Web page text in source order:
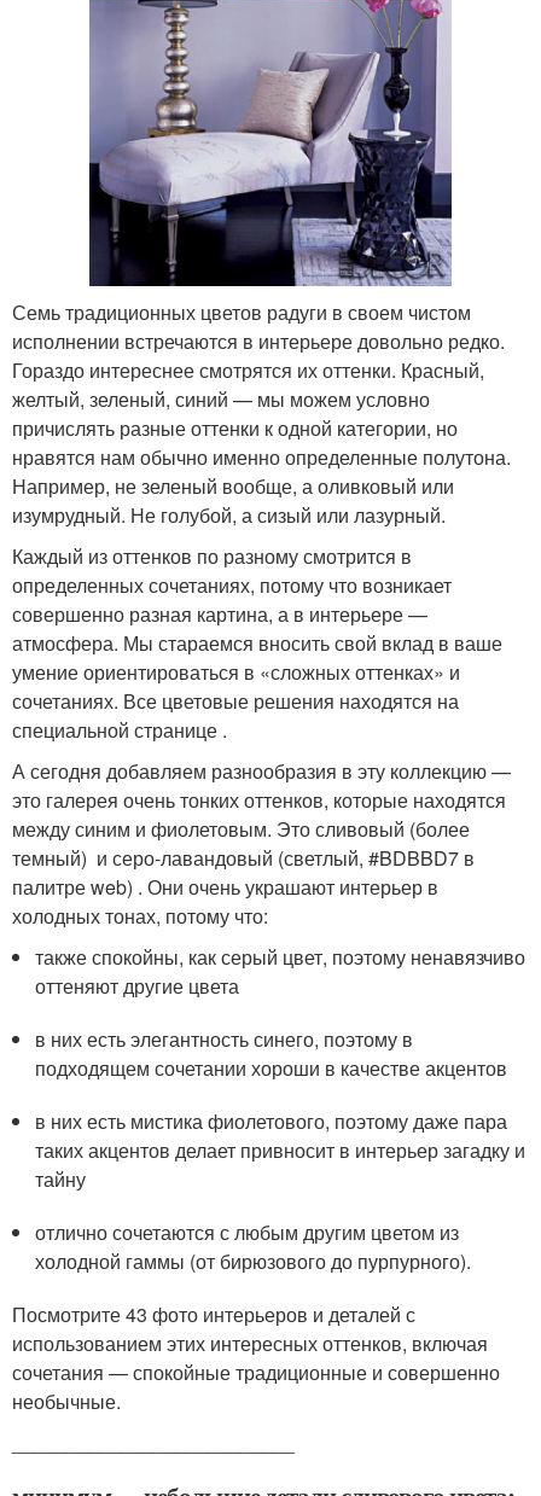
Семь традиционных цветов радуги в своем чистом
исполнении встречаются в интерьере довольно редко.
Гораздо интереснее смотрятся их оттенки. Красный,
желтый, зеленый, синий — мы можем условно
причислять разные оттенки к одной категории, но
нравятся нам обычно именно определенные полутона.
Например, не зеленый вообще, а оливковый или
изумрудный. Не голубой, а сизый или лазурный.
Каждый из оттенков по разному смотрится в
определенных сочетаниях, потому что возникает
совершенно разная картина, а в интерьере —
атмосфера. Мы стараемся вносить свой вклад в ваше
умение ориентироваться в «сложных оттенках» и
сочетаниях. Все цветовые решения находятся на
специальной странице .
А сегодня добавляем разнообразия в эту коллекцию —
это галерея очень тонких оттенков, которые находятся
между синим и фиолетовым. Это сливовый (более
темный) и серо-лавандовый (светлый, #BDBBD7 в
палитре web) . Они очень украшают интерьер в
холодных тонах, потому что:
также спокойны, как серый цвет, поэтому ненавязчиво
оттеняют другие цвета
в них есть элегантность синего, поэтому в
подходящем сочетании хороши в качестве акцентов
в них есть мистика фиолетового, поэтому даже пара
таких акцентов делает привносит в интерьер загадку и
тайну
отлично сочетаются с любым другим цветом из
холодной гаммы (от бирюзового до пурпурного).
Посмотрите 43 фото интерьеров и деталей с
использованием этих интересных оттенков, включая
сочетания — спокойные традиционные и совершенно
необычные.